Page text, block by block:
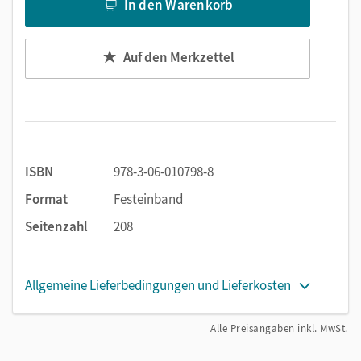
Aufgaben zur Überprüfung des Grundwissens mit den
Lösungen im Anhang.
Leistungskontrolle fordern diese Aufgaben die
Schüler/-innen heraus und bereiten sie auf Prüfungen
In den Warenkorb
Auf den Merkzettel
ISBN
978-3-06-010798-8
Format
Festeinband
Seitenzahl
208
Allgemeine Lieferbedingungen und Lieferkosten
Alle Preisangaben inkl. MwSt.